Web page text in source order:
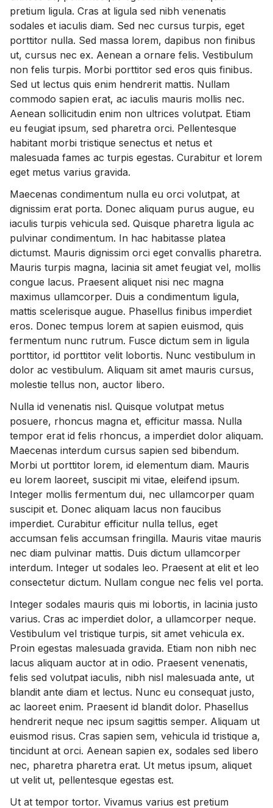
pretium ligula. Cras at ligula sed nibh venenatis
sodales et iaculis diam. Sed nec cursus turpis, eget
porttitor nulla. Sed massa lorem, dapibus non finibus
ut, cursus nec ex. Aenean a ornare felis. Vestibulum
non felis turpis. Morbi porttitor sed eros quis finibus.
Sed ut lectus quis enim hendrerit mattis. Nullam
commodo sapien erat, ac iaculis mauris mollis nec.
Aenean sollicitudin enim non ultrices volutpat. Etiam
eu feugiat ipsum, sed pharetra orci. Pellentesque
habitant morbi tristique senectus et netus et
malesuada fames ac turpis egestas. Curabitur et lorem
eget metus varius gravida.
Maecenas condimentum nulla eu orci volutpat, at
dignissim erat porta. Donec aliquam purus augue, eu
iaculis turpis vehicula sed. Quisque pharetra ligula ac
pulvinar condimentum. In hac habitasse platea
dictumst. Mauris dignissim orci eget convallis pharetra.
Mauris turpis magna, lacinia sit amet feugiat vel, mollis
congue lacus. Praesent aliquet nisi nec magna
maximus ullamcorper. Duis a condimentum ligula,
mattis scelerisque augue. Phasellus finibus imperdiet
eros. Donec tempus lorem at sapien euismod, quis
fermentum nunc rutrum. Fusce dictum sem in ligula
porttitor, id porttitor velit lobortis. Nunc vestibulum in
dolor ac vestibulum. Aliquam sit amet mauris cursus,
molestie tellus non, auctor libero.
Nulla id venenatis nisl. Quisque volutpat metus
posuere, rhoncus magna et, efficitur massa. Nulla
tempor erat id felis rhoncus, a imperdiet dolor aliquam.
Maecenas interdum cursus sapien sed bibendum.
Morbi ut porttitor lorem, id elementum diam. Mauris
eu lorem laoreet, suscipit mi vitae, eleifend ipsum.
Integer mollis fermentum dui, nec ullamcorper quam
suscipit et. Donec aliquam lacus non faucibus
imperdiet. Curabitur efficitur nulla tellus, eget
accumsan felis accumsan fringilla. Mauris vitae mauris
nec diam pulvinar mattis. Duis dictum ullamcorper
interdum. Integer ut sodales leo. Praesent at elit et leo
consectetur dictum. Nullam congue nec felis vel porta.
Integer sodales mauris quis mi lobortis, in lacinia justo
varius. Cras ac imperdiet dolor, a ullamcorper neque.
Vestibulum vel tristique turpis, sit amet vehicula ex.
Proin egestas malesuada gravida. Etiam non nibh nec
lacus aliquam auctor at in odio. Praesent venenatis,
felis sed volutpat iaculis, nibh nisl malesuada ante, ut
blandit ante diam et lectus. Nunc eu consequat justo,
ac laoreet enim. Praesent id blandit dolor. Phasellus
hendrerit neque nec ipsum sagittis semper. Aliquam ut
euismod risus. Cras sapien sem, vehicula id tristique a,
tincidunt at orci. Aenean sapien ex, sodales sed libero
nec, pharetra pharetra erat. Ut metus ipsum, aliquet
ut velit ut, pellentesque egestas est.
Ut at tempor tortor. Vivamus varius est pretium